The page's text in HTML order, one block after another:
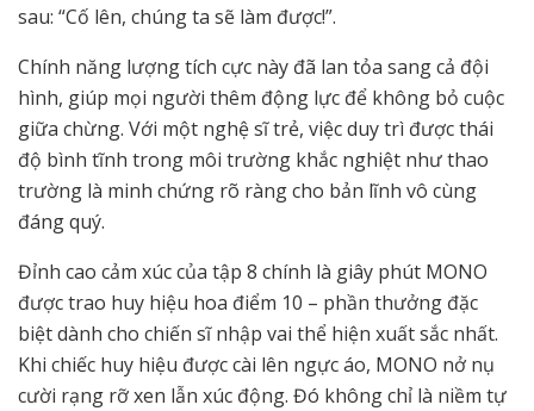
sau: “Cố lên, chúng ta sẽ làm được!”.
Chính năng lượng tích cực này đã lan tỏa sang cả đội
hình, giúp mọi người thêm động lực để không bỏ cuộc
giữa chừng. Với một nghệ sĩ trẻ, việc duy trì được thái
độ bình tĩnh trong môi trường khắc nghiệt như thao
trường là minh chứng rõ ràng cho bản lĩnh vô cùng
đáng quý.
Đỉnh cao cảm xúc của tập 8 chính là giây phút MONO
được trao huy hiệu hoa điểm 10 – phần thưởng đặc
biệt dành cho chiến sĩ nhập vai thể hiện xuất sắc nhất.
Khi chiếc huy hiệu được cài lên ngực áo, MONO nở nụ
cười rạng rỡ xen lẫn xúc động. Đó không chỉ là niềm tự